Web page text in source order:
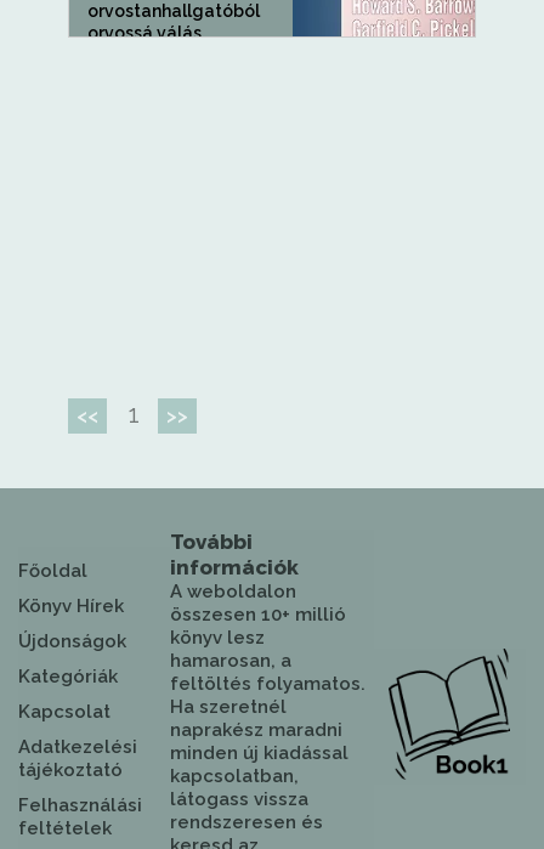
orvostanhallgatóból
orvossá válás
<< 1 >>
Főoldal
Könyv Hírek
Újdonságok
Kategóriák
Kapcsolat
Adatkezelési
tájékoztató
Felhasználási
feltételek
További
információk
A weboldalon
összesen 10+ millió
könyv lesz
hamarosan, a
feltöltés folyamatos.
Ha szeretnél
naprakész maradni
minden új kiadással
kapcsolatban,
látogass vissza
rendszeresen és